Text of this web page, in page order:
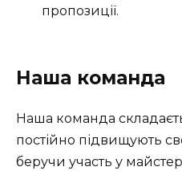
пропозиції.
Наша команда
Наша команда
постійно підвищують
беручи участь у